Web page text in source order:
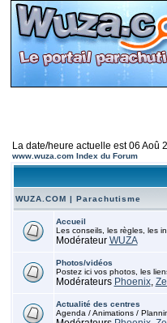
La date/heure actuelle est 06 Aoû
www.wuza.com Index du Forum
WUZA.COM | Parachutisme
Accueil
Les conseils, les règles, les
Modérateur WUZA
Photos/vidéos
Postez ici vos photos, les
Modérateurs Phoenix,
Actualité des centres
Agenda / Animations /